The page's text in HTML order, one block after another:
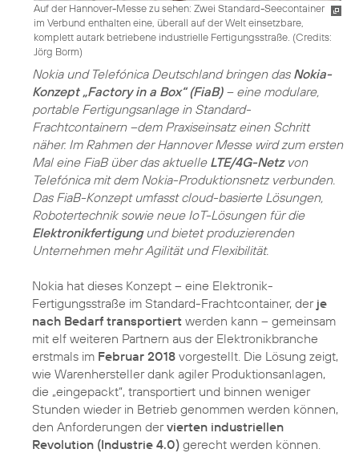
Auf der Hannover-Messe zu sehen: Zwei Standard-Seecontainer
im Verbund enthalten eine, überall auf der Welt einsetzbare,
komplett autark betriebene industrielle Fertigungsstraße. (Credits:
Jörg Borm)
Nokia und Telefónica Deutschland bringen das Nokia-
Konzept „Factory in a Box“ (FiaB)– eine modulare,
portable Fertigungsanlage in Standard-
Frachtcontainern –dem Praxiseinsatz einen Schritt
näher. Im Rahmen der Hannover Messe wird zum ersten
Mal eine FiaB über das aktuelle LTE/4G-Netzvon
Telefónica mit dem Nokia-Produktionsnetz verbunden.
Das FiaB-Konzept umfasst cloud-basierte Lösungen,
Robotertechnik sowie neue IoT-Lösungen für die
Elektronikfertigungund bietet produzierenden
Unternehmen mehr Agilität und Flexibilität.
Nokia hat dieses Konzept – eine Elektronik-
Fertigungsstraße im Standard-Frachtcontainer, der je
nach Bedarf transportiert werden kann – gemeinsam
mit elf weiteren Partnern aus der Elektronikbranche
erstmals im Februar 2018 vorgestellt. Die Lösung zeigt,
wie Warenhersteller dank agiler Produktionsanlagen,
die „eingepackt“, transportiert und binnen weniger
Stunden wieder in Betrieb genommen werden können,
den Anforderungen dervierten industriellen
Revolution (Industrie 4.0) gerecht werden können.